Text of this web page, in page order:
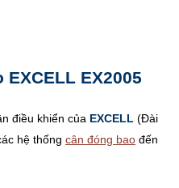
EX2005
điều khiển của EXCELL (Đài
hệ thống cân đóng bao đến